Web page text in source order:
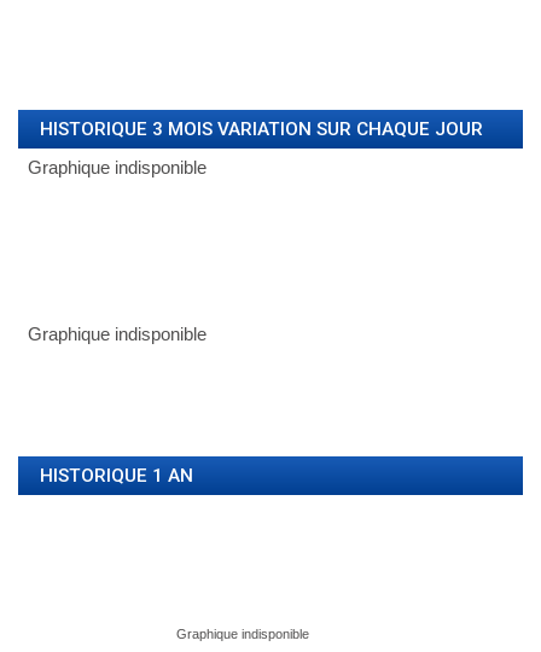
HISTORIQUE 3 MOIS VARIATION SUR CHAQUE JOUR
HISTORIQUE 1 AN